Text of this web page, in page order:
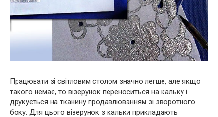
Працювати зі світловим столом значно легше, але якщо
такого немає, то візерунок переноситься на кальку і
друкується на тканину продавлюванням зі зворотного
боку. Для цього візерунок з кальки прикладають